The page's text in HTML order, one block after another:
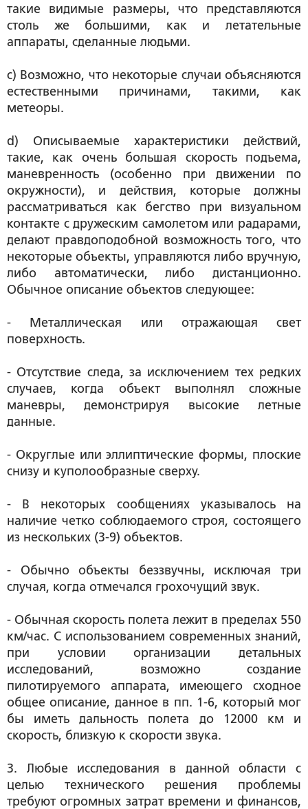
такие видимые размеры, что представляются
столь же большими, как и летательные
аппараты, сделанные людьми.
с) Возможно, что некоторые случаи объясняются
естественными причинами, такими, как
метеоры.
d) Описываемые характеристики действий,
такие, как очень большая скорость подъема,
маневренность (особенно при движении по
окружности), и действия, которые должны
рассматриваться как бегство при визуальном
контакте с дружеским самолетом или радарами,
делают правдоподобной возможность того, что
некоторые объекты, управляются либо вручную,
либо автоматически, либо дистанционно.
Обычное описание объектов следующее:
- Металлическая или отражающая свет
поверхность.
- Отсутствие следа, за исключением тех редких
случаев, когда объект выполнял сложные
маневры, демонстрируя высокие летные
данные.
- Округлые или эллиптические формы, плоские
снизу и куполообразные сверху.
- В некоторых сообщениях указывалось на
наличие четко соблюдаемого строя, состоящего
из нескольких (3-9) объектов.
- Обычно объекты беззвучны, исключая три
случая, когда отмечался грохочущий звук.
- Обычная скорость полета лежит в пределах 550
км/час. С использованием современных знаний,
при условии организации детальных
исследований, возможно создание
пилотируемого аппарата, имеющего сходное
общее описание, данное в пп. 1-6, который мог
бы иметь дальность полета до 12000 км и
скорость, близкую к скорости звука.
3. Любые исследования в данной области с
целью технического решения проблемы
требуют огромных затрат времени и финансов,